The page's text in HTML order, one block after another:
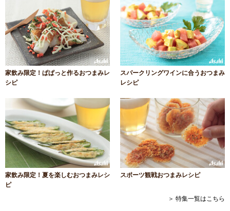
家飲み限定！ぱぱっと作るおつまみレ
シピ
スパークリングワインに合うおつまみ
レシピ
家飲み限定！夏を楽しむおつまみレシ
ピ
スポーツ観戦おつまみレシピ
＞ 特集一覧はこちら